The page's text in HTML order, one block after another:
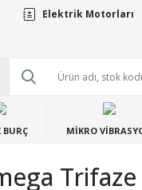
Elektrik Motorları
BURÇ MİKRO